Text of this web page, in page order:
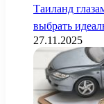
Таиланд
выбрать
27.11.2025